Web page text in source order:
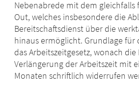
Nebenabrede mit dem gleichfalls
Out, welches insbesondere die
Bereitschaftsdienst über die
hinaus ermöglicht. Grundlage für
das Arbeitszeitgesetz, wonach
Verlängerung der Arbeitszeit mit
Monaten schriftlich widerrufen